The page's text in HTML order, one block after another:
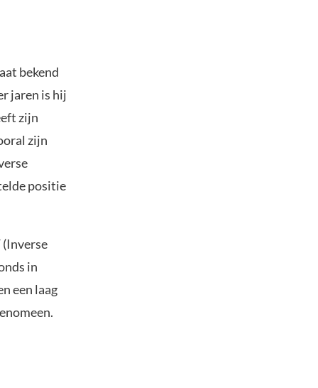
bekend
jaren is hij
zijn
zijn
positie
(Inverse
in
een laag